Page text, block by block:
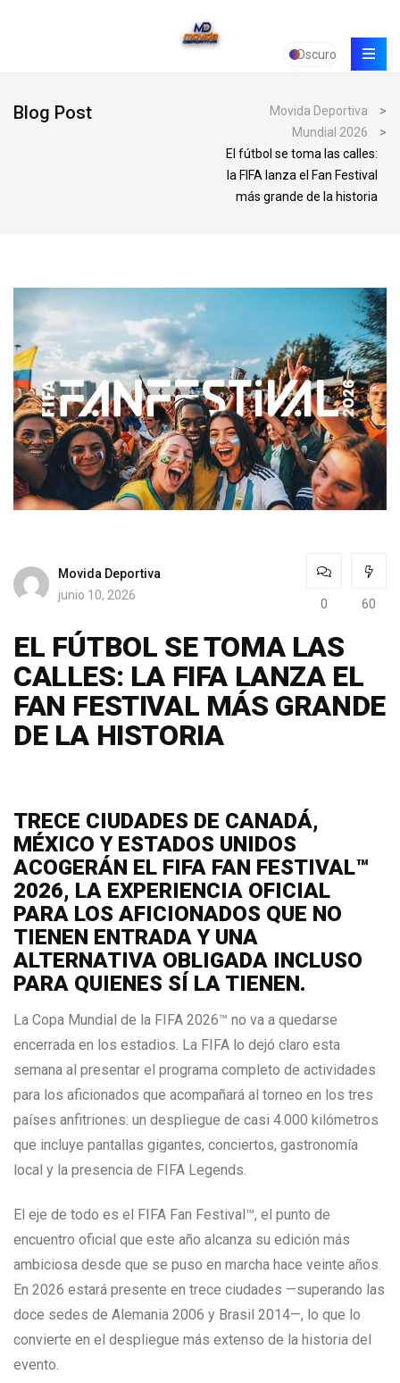
Oscuro
Blog Post Movida Deportiva
>
Mundial 2026
>
El fútbol se toma las calles:
la FIFA lanza el Fan Festival
más grande de la historia
Movida Deportiva
junio 10, 2026
0 60
EL FÚTBOL SE TOMA LAS
CALLES: LA FIFA LANZA EL
FAN FESTIVAL MÁS GRANDE
DE LA HISTORIA
TRECE CIUDADES DE CANADÁ,
MÉXICO Y ESTADOS UNIDOS
ACOGERÁN EL FIFA FAN FESTIVAL™
2026, LA EXPERIENCIA OFICIAL
PARA LOS AFICIONADOS QUE NO
TIENEN ENTRADA Y UNA
ALTERNATIVA OBLIGADA INCLUSO
PARA QUIENES SÍ LA TIENEN.
La Copa Mundial de la FIFA 2026™ no va a quedarse
encerrada en los estadios. La FIFA lo dejó claro esta
semana al presentar el programa completo de actividades
para los aficionados que acompañará al torneo en los tres
países anfitriones: un despliegue de casi 4.000 kilómetros
que incluye pantallas gigantes, conciertos, gastronomía
local y la presencia de FIFA Legends.
El eje de todo es el FIFA Fan Festival™, el punto de
encuentro oficial que este año alcanza su edición más
ambiciosa desde que se puso en marcha hace veinte años.
En 2026 estará presente en trece ciudades —superando las
doce sedes de Alemania 2006 y Brasil 2014—, lo que lo
convierte en el despliegue más extenso de la historia del
evento.